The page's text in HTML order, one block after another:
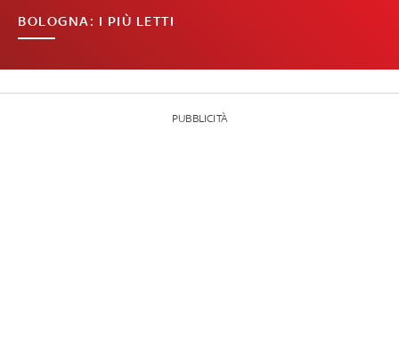
BOLOGNA: I PIÙ LETTI
PUBBLICITÀ